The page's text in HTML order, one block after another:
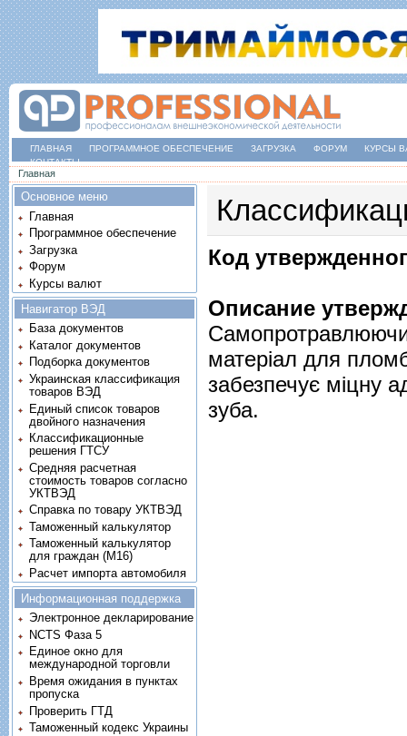
ГЛАВНАЯ ПРОГРАММНОЕ ОБЕСПЕЧЕНИЕ ЗАГРУЗКА ФОРУМ
КУРСЫ
КОНТАКТЫ
Вы здесь
Главная
Код
Описание
матеріал для
забезпечує міцну
зуба.
Основное меню
Главная
Программное обеспечение
Загрузка
Форум
Курсы валют
Навигатор ВЭД
База документов
Каталог документов
Подборка документов
Украинская классификация
товаров ВЭД
Единый список товаров
двойного назначения
Классификационные
решения ГТСУ
Средняя расчетная
стоимость товаров согласно
УКТВЭД
Справка по товару УКТВЭД
Таможенный калькулятор
Таможенный калькулятор
для граждан (M16)
Расчет импорта автомобиля
Информационная поддержка
Электронное декларирование
NCTS Фаза 5
Единое окно для
международной торговли
Время ожидания в пунктах
пропуска
Проверить ГТД
Таможенный кодекс Украины